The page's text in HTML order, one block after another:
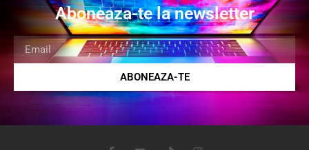
Aboneaza-te la newsletter
ABONEAZA-TE